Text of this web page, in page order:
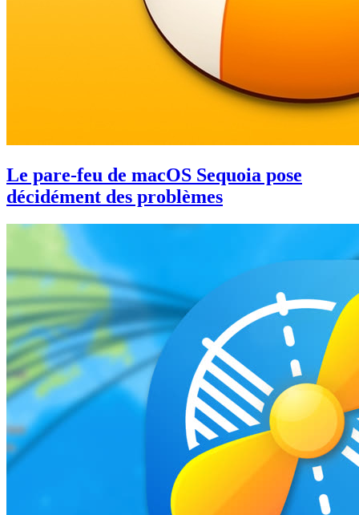
Le pare-feu de macOS Sequoia pose
décidément des problèmes